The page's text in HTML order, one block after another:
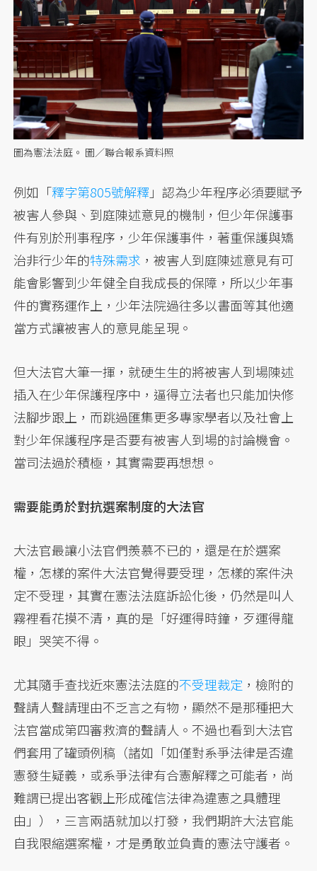
圖為憲法法庭。 圖／聯合報系資料照
例如「釋字第805號解釋 」認為少年程序必須要賦予
被害人參與、到庭陳述意見的機制，但少年保護事
件有別於刑事程序，少年保護事件，著重保護與矯
治非行少年的特殊需求 ，被害人到庭陳述意見有可
能會影響到少年健全自我成長的保障，所以少年事
件的實務運作上，少年法院過往多以書面等其他適
當方式讓被害人的意見能呈現。
但大法官大筆一揮，就硬生生的將被害人到場陳述
插入在少年保護程序中，逼得立法者也只能加快修
法腳步跟上，而跳過匯集更多專家學者以及社會上
對少年保護程序是否要有被害人到場的討論機會。
當司法過於積極，其實需要再想想。
需要能勇於對抗選案制度的大法官
大法官最讓小法官們羨慕不已的，還是在於選案
權，怎樣的案件大法官覺得要受理，怎樣的案件決
定不受理，其實在憲法法庭訴訟化後，仍然是叫人
霧裡看花摸不清，真的是「好運得時鐘，歹運得龍
眼」哭笑不得。
尤其隨手查找近來憲法法庭的不受理裁定 ，檢附的
聲請人聲請理由不乏言之有物，顯然不是那種把大
法官當成第四審救濟的聲請人。不過也看到大法官
們套用了罐頭例稿（諸如「如僅對系爭法律是否違
憲發生疑義，或系爭法律有合憲解釋之可能者，尚
難謂已提出客觀上形成確信法律為違憲之具體理
由」），三言兩語就加以打發，我們期許大法官能
自我限縮選案權，才是勇敢並負責的憲法守護者。